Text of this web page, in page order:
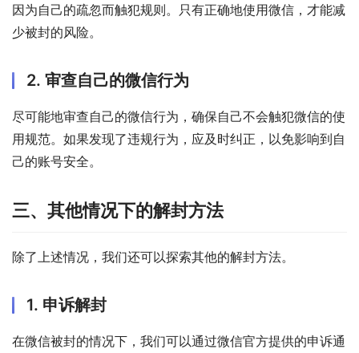
因为自己的疏忽而触犯规则。只有正确地使用微信，才能减
少被封的风险。
2. 审查自己的微信行为
尽可能地审查自己的微信行为，确保自己不会触犯微信的使
用规范。如果发现了违规行为，应及时纠正，以免影响到自
己的账号安全。
三、其他情况下的解封方法
除了上述情况，我们还可以探索其他的解封方法。
1. 申诉解封
在微信被封的情况下，我们可以通过微信官方提供的申诉通